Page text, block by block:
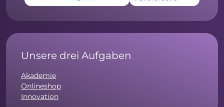
Unsere drei Aufgaben
Akademie
Onlineshop
Innovation